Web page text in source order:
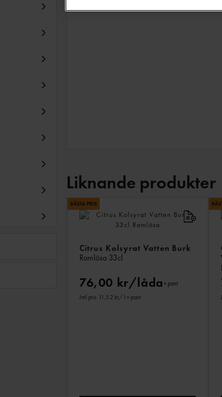
Liknande produkter
Citrus Kolsyrat Vatten Burk
Ramlösa 33cl
76,00 kr/låda+ pant
Jmf.pris 11,52 kr/ l + pant